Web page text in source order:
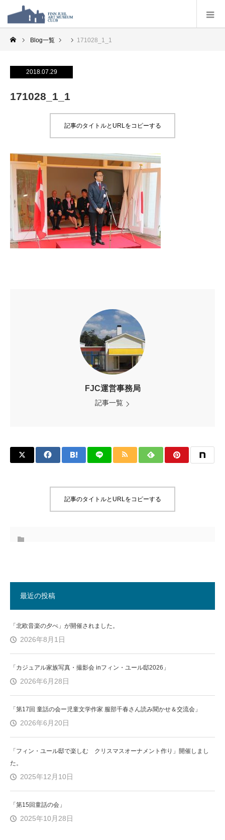
Blog一覧 171028_1_1
2018.07.29
171028_1_1
記事のタイトルとURLをコピーする
FJC運営事務局
記事一覧
記事のタイトルとURLをコピーする
最近の投稿
「北欧音楽の夕べ」が開催されました。
2026年8月1日
「カジュアル家族写真・撮影会 inフィン・ユール邸2026」
2026年6月28日
「第17回 童話の会ー児童文学作家 服部千春さん読み聞かせ＆交流会」
2026年6月20日
「フィン・ユール邸で楽しむ クリスマスオーナメント作り」開催しまし
た。
2025年12月10日
「第15回童話の会」
2025年10月28日